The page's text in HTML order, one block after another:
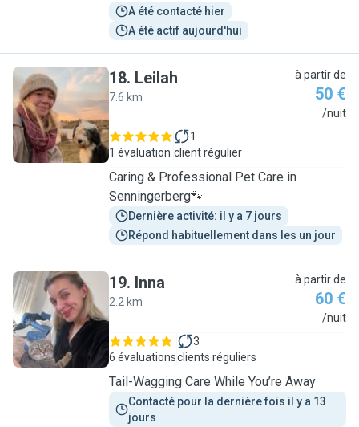
A été contacté hier
A été actif aujourd'hui
L
18. Leilah
7.6 km
à partir de
50 €
/nuit
1 évaluation
1
client régulier
Caring & Professional Pet Care in
Senningerberg🐾
Dernière activité: il y a 7 jours
Répond habituellement dans les un jour
I
19. Inna
2.2 km
à partir de
60 €
/nuit
6 évaluations
3
clients réguliers
Tail-Wagging Care While You’re Away
Contacté pour la dernière fois il y a 13
jours